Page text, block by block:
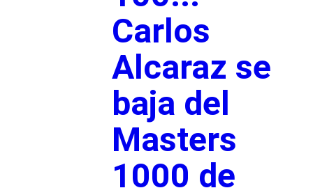
Carlos
Alcaraz se
baja del
Masters
1000 de